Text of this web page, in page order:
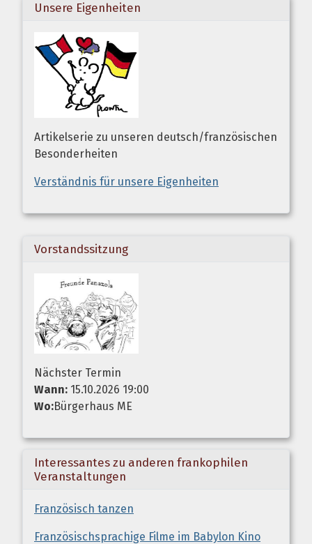
Vorstandssitzung
Nächster Termin
Wann: 15.10.2026 19:00
Wo:Bürgerhaus ME
Interessantes zu anderen frankophilen
Veranstaltungen
Französisch tanzen
Französischsprachige Filme im Babylon Kino
Unsere Eigenheiten
Artikelserie zu unseren deutsch/französischen
Besonderheiten
Verständnis für unsere Eigenheiten